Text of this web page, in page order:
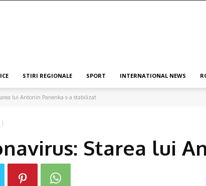
STIRI REGIONALE SPORT INTERNATIONAL NEWS
lui Antonin Panenka s-a stabilizat
Starea lui